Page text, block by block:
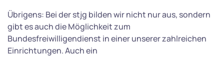
Übrigens: Bei der stjg bilden wir nicht nur aus, sondern
gibt es auch die Möglichkeit zum
Bundesfreiwilligendienst in einer unserer zahlreichen
Einrichtungen. Auch ein